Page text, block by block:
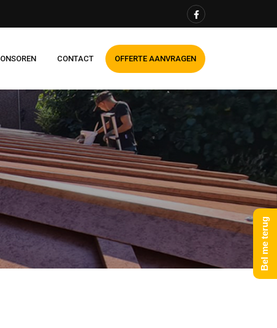
CONTACT OFFERTE AANVRAGEN
Bel me terug